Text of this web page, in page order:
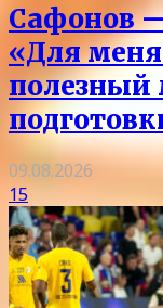
Сафонов
«Для
полезный
09.08.2026
15